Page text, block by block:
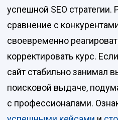
успешной SEO стратегии.
сравнение с
своевременно
корректировать курс.
сайт стабильно занимал
поисковой выдаче,
с профессионалами.